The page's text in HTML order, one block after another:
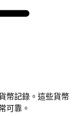
幣記錄。這些貨幣
可靠。